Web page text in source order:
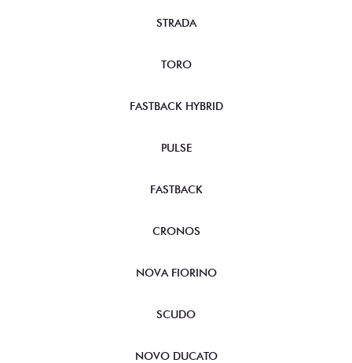
STRADA
TORO
FASTBACK HYBRID
PULSE
FASTBACK
CRONOS
NOVA FIORINO
SCUDO
NOVO DUCATO